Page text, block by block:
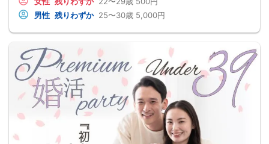
男性 残りわずか 25〜30歳 5,000円